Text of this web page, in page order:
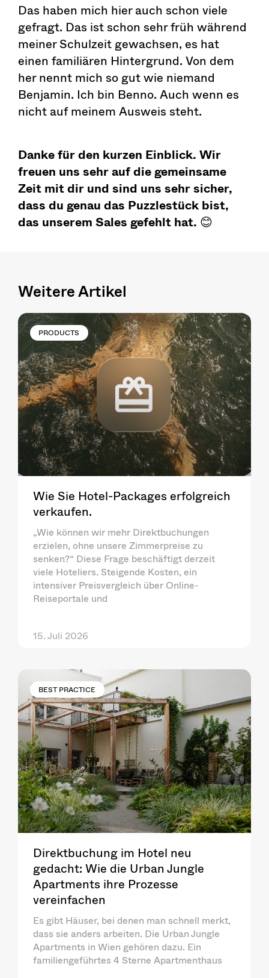
Das haben mich hier auch schon viele
gefragt. Das ist schon sehr früh während
meiner Schulzeit gewachsen, es hat
einen familiären Hintergrund. Von dem
her nennt mich so gut wie niemand
Benjamin. Ich bin Benno. Auch wenn es
nicht auf meinem Ausweis steht.
Danke für den kurzen Einblick. Wir
freuen uns sehr auf die gemeinsame
Zeit mit dir und sind uns sehr sicher,
dass du genau das Puzzlestück bist,
das unserem Sales gefehlt hat. 😊
Weitere Artikel
PRODUCTS
Wie Sie Hotel-Packages erfolgreich
verkaufen.
„Wie können wir mehr Direktbuchungen
erzielen, ohne unsere Zimmerpreise zu
senken?“ Diese Frage beschäftigt derzeit
viele Hoteliers. Steigende Kosten, ein
intensiver Preisvergleich über Online-
Reiseportale und
15. Juli 2026
BEST PRACTICE
Direktbuchung im Hotel neu
gedacht: Wie die Urban Jungle
Apartments ihre Prozesse
vereinfachen
Es gibt Häuser, bei denen man schnell merkt,
dass sie anders arbeiten. Die Urban Jungle
Apartments in Wien gehören dazu. Ein
familiengeführtes 4 Sterne Apartmenthaus